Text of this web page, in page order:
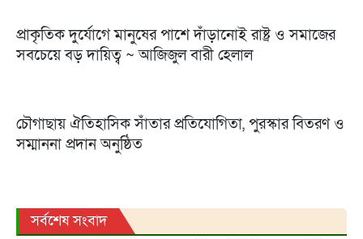
প্রাকৃতিক দুর্যোগে মানুষের পাশে দাঁড়ানোই রাষ্ট্র ও সমাজের
সবচেয়ে বড় দায়িত্ব ~ আজিজুল বারী হেলাল
চৌগাছায় ঐতিহাসিক সাঁতার প্রতিযোগিতা, পুরস্কার বিতরণ ও
সম্মাননা প্রদান অনুষ্ঠিত
সর্বশেষ সংবাদ